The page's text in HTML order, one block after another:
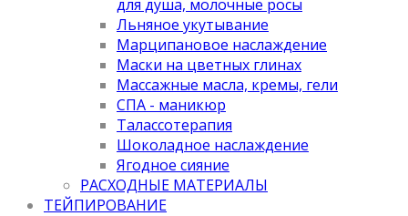
для душа, молочные росы
Льняное укутывание
Марципановое наслаждение
Маски на цветных глинах
Массажные масла, кремы, гели
СПА - маникюр
Талассотерапия
Шоколадное наслаждение
Ягодное сияние
РАСХОДНЫЕ МАТЕРИАЛЫ
ТЕЙПИРОВАНИЕ